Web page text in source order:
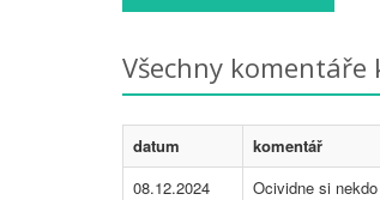
Všechny komentáře
datum
komentář
08.12.2024
Ocividne si